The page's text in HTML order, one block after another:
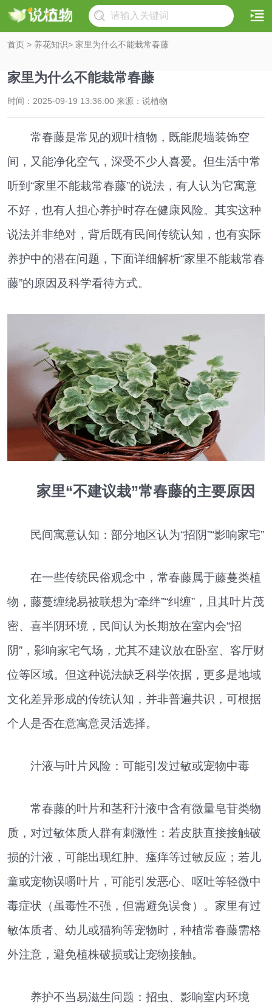
首页 > 养花知识> 家里为什么不能栽常春藤
家里为什么不能栽常春藤
时间：2025-09-19 13:36:00 来源：说植物
常春藤是常见的观叶植物，既能爬墙装饰空
间，又能净化空气，深受不少人喜爱。但生活中常
听到“家里不能栽常春藤”的说法，有人认为它寓意
不好，也有人担心养护时存在健康风险。其实这种
说法并非绝对，背后既有民间传统认知，也有实际
养护中的潜在问题，下面详细解析“家里不能栽常春
藤”的原因及科学看待方式。
家里“不建议栽”常春藤的主要原因
民间寓意认知：部分地区认为“招阴”“影响家宅”
在一些传统民俗观念中，常春藤属于藤蔓类植
物，藤蔓缠绕易被联想为“牵绊”“纠缠”，且其叶片茂
密、喜半阴环境，民间认为长期放在室内会“招
阴”，影响家宅气场，尤其不建议放在卧室、客厅财
位等区域。但这种说法缺乏科学依据，更多是地域
文化差异形成的传统认知，并非普遍共识，可根据
个人是否在意寓意灵活选择。
汁液与叶片风险：可能引发过敏或宠物中毒
常春藤的叶片和茎秆汁液中含有微量皂苷类物
质，对过敏体质人群有刺激性：若皮肤直接接触破
损的汁液，可能出现红肿、瘙痒等过敏反应；若儿
童或宠物误嚼叶片，可能引发恶心、呕吐等轻微中
毒症状（虽毒性不强，但需避免误食）。家里有过
敏体质者、幼儿或猫狗等宠物时，种植常春藤需格
外注意，避免植株破损或让宠物接触。
养护不当易滋生问题：招虫、影响室内环境